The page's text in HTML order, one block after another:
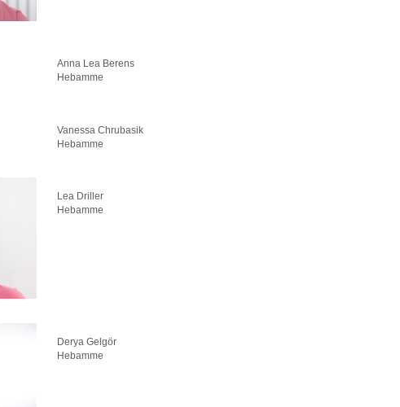
Anna Lea Berens
Hebamme
Vanessa Chrubasik
Hebamme
Lea Driller
Hebamme
Derya Gelgör
Hebamme